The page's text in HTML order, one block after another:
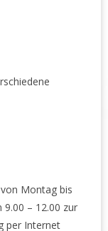
Montag bis
9.00 – 12.00 zur
per Internet